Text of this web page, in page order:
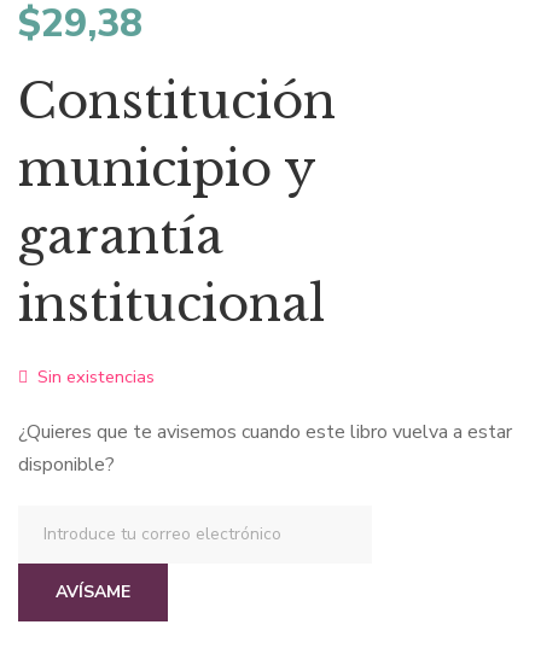
$29,38
Constitución
municipio y
garantía
institucional
Sin existencias
¿Quieres que te avisemos cuando este libro vuelva a estar
disponible?
AVÍSAME